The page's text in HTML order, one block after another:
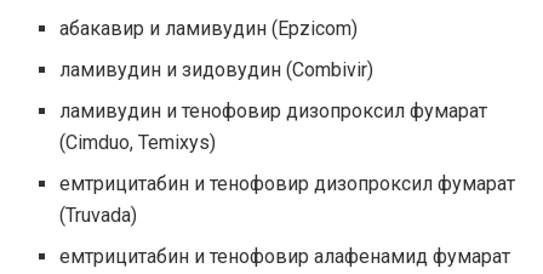
абакавир и ламивудин (Epzicom)
ламивудин и зидовудин (Combivir)
ламивудин и тенофовир дизопроксил фумарат
(Cimduo, Temixys)
емтрицитабин и тенофовир дизопроксил фумарат
(Truvada)
емтрицитабин и тенофовир алафенамид фумарат